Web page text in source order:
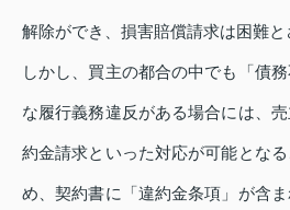
解除ができ、損害賠償請求は困難と
しかし、買主の都合の中でも「債
な履行義務違反がある場合には、
約金請求といった対応が可能とな
め、契約書に「違約金条項」が含